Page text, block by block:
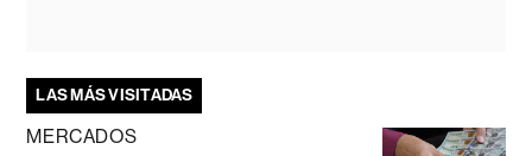
LAS MÁS VISITADAS
MERCADOS